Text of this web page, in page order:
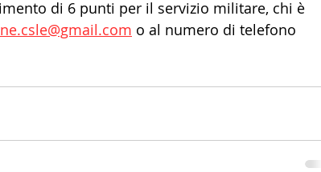
di 6 punti per il servizio militare, chi è
o al numero di telefono